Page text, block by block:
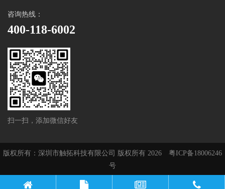
咨询热线：
400-118-6002
扫一扫，添加微信好友
版权所有：深圳市触拓科技有限公司 版权所有 2026 粤ICP备18006246
号